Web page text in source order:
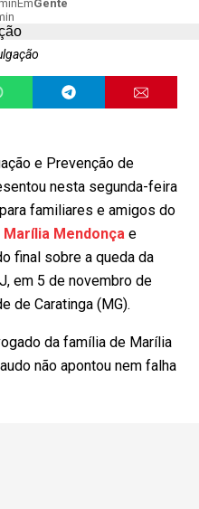
EmGente
e Prevenção de
nesta segunda-feira
familiares e amigos do
Marília Mendonça e
final sobre a queda da
em 5 de novembro de
de Caratinga (MG).
da família de Marília
não apontou nem falha